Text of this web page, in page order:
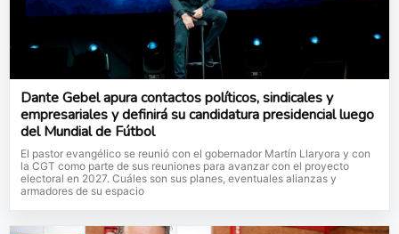
Dante Gebel apura contactos políticos, sindicales y
empresariales y definirá su candidatura presidencial luego
del Mundial de Fútbol
El pastor evangélico se reunió con el gobernador Martín Llaryora y con
la CGT como parte de sus reuniones para avanzar con el proyecto
electoral en 2027. Cuáles son sus planes, eventuales alianzas y
armadores de su espacio